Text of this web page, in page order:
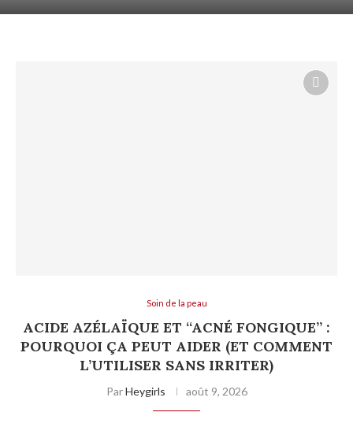
Soin de la peau
ACIDE AZÉLAÏQUE ET “ACNÉ FONGIQUE” :
POURQUOI ÇA PEUT AIDER (ET COMMENT
L’UTILISER SANS IRRITER)
ParHeygirls août 9, 2026